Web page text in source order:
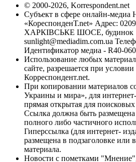
© 2000-2026, Korrespondent.net
Субъект в сфере онлайн-медиа
«КореспонденТ.net» Адрес:
ХАРКІВСЬКЕ ШОСЕ, будинок
sunlight@mediadim.com.ua
Идентификатор медиа - R40-
Использование любых
сайте, разрешается при
Корреспондент.net.
При копировании материалов
Украины и мира», для
прямая открытая для
Ссылка должна быть размещена
полного либо частичного
Гиперссылка (для интернет-
размещена в подзаголовке или
материала.
Новости с пометками